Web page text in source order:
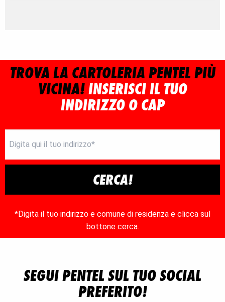
TROVA LA CARTOLERIA PENTEL PIÙ
VICINA!INSERISCI IL TUO
INDIRIZZO O CAP
CERCA!
*Digita il tuo indirizzo e comune di residenza e clicca sul
bottone cerca.
SEGUI PENTEL SUL TUO SOCIAL
PREFERITO!